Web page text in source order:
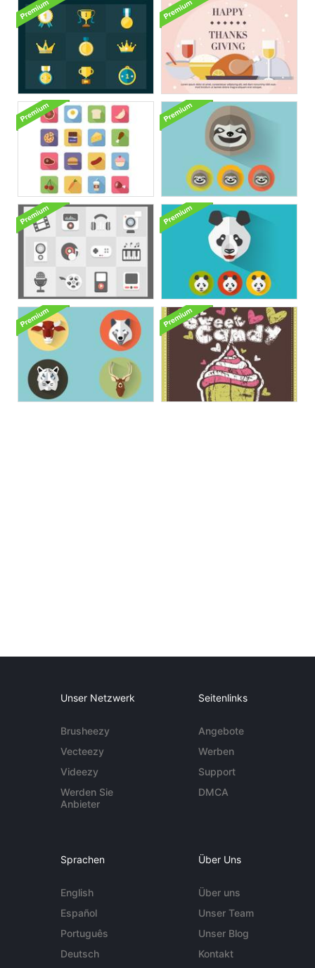
Unser Netzwerk
Brusheezy
Vecteezy
Videezy
Werden Sie
Anbieter
Seitenlinks
Angebote
Werben
Support
DMCA
Sprachen
English
Español
Português
Deutsch
Über Uns
Über uns
Unser Team
Unser Blog
Kontakt